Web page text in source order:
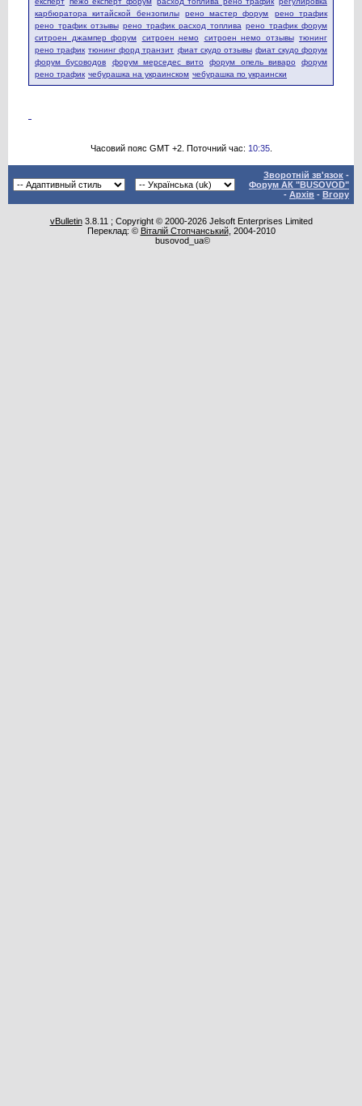
карбюратора китайской бензопилы
рено мастер форум
рено трафик
рено трафик отзывы рено трафик расход топлива рено трафик форум
ситроен джампер форум
ситроен немо ситроен немо отзывы тюнинг
рено трафик тюнинг форд транзит фиат скудо отзывы фиат скудо форум
форум бусоводов
форум мерседес вито форум опель виваро
форум
рено трафик чебурашка на украинском чебурашка по украински
Часовий пояс GMT +2. Поточний час: 10:35.
Зворотній зв'язок -
Форум АК "BUSOVOD"
- Архів - Вгору
vBulletin3.8.11 ; Copyright © 2000-2026 Jelsoft Enterprises Limited
Переклад: © Віталій Стопчанський, 2004-2010
busovod_ua©